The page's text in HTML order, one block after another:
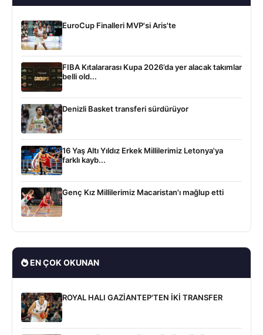
EuroCup Finalleri MVP'si Aris'te
FIBA Kıtalararası Kupa 2026’da yer alacak takımlar
belli old...
Denizli Basket transferi sürdürüyor
16 Yaş Altı Yıldız Erkek Millilerimiz Letonya'ya
farklı kayb...
Genç Kız Millilerimiz Macaristan'ı mağlup etti
EN ÇOK OKUNAN
ROYAL HALI GAZİANTEP'TEN İKİ TRANSFER